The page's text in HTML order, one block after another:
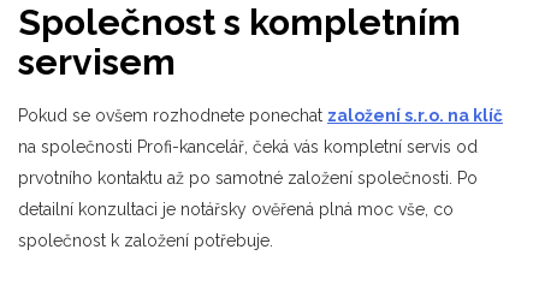
Společnost s kompletním
servisem
Pokud se ovšem rozhodnete ponechat založení s.r.o. na klíč
na společnosti Profi-kancelář, čeká vás kompletní servis od
prvotního kontaktu až po samotné založení společnosti. Po
detailní konzultaci je notářsky ověřená plná moc vše, co
společnost k založení potřebuje.